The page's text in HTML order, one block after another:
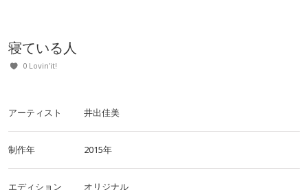
寝ている人
0 Lovin'it!
アーティスト 井出佳美
制作年 2015年
エディション オリジナル